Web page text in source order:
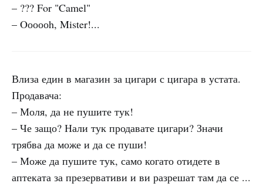
– ??? For "Camel"
– Oооооh, Mister!...
Влиза един в магазин за цигари с цигара в устата.
Продавача:
– Моля, да не пушите тук!
– Че защо? Нали тук продавате цигари? Значи
трябва да може и да се пуши!
– Може да пушите тук, само когато отидете в
аптеката за презервативи и ви разрешат там да се ...